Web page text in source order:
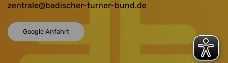
zentrale@badischer-turner-bund.de
Google Anfahrt